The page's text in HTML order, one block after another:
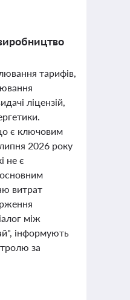
тарифів,
ліцензій,
є ключовим
2026 року
не є
витрат
між
інформують
за